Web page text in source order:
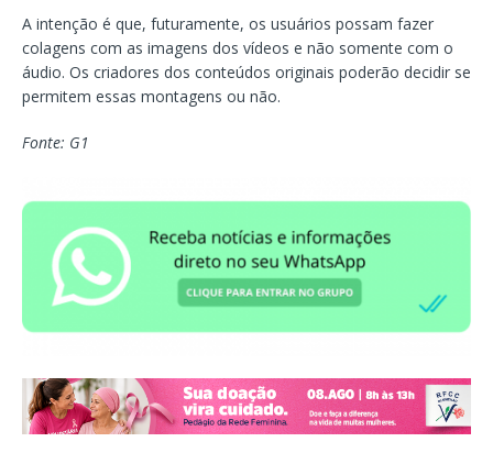
A intenção é que, futuramente, os usuários possam fazer
colagens com as imagens dos vídeos e não somente com o
áudio. Os criadores dos conteúdos originais poderão decidir se
permitem essas montagens ou não.
Fonte: G1